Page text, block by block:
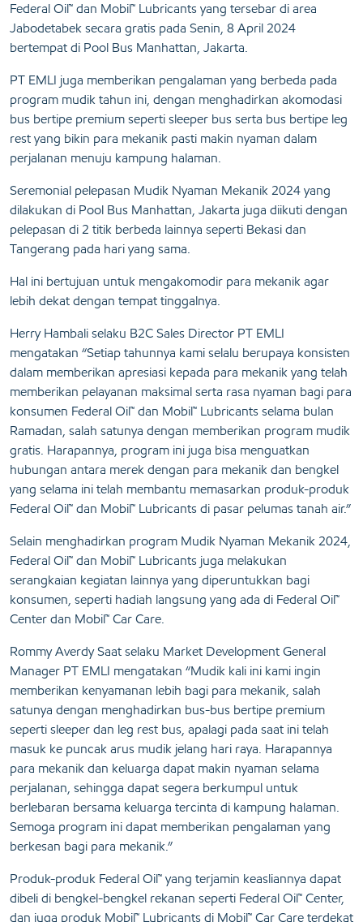
Federal Oil™ dan Mobil™ Lubricants yang tersebar di area
Jabodetabek secara gratis pada Senin, 8 April 2024
bertempat di Pool Bus Manhattan, Jakarta.
PT EMLI juga memberikan pengalaman yang berbeda pada
program mudik tahun ini, dengan menghadirkan akomodasi
bus bertipe premium seperti sleeper bus serta bus bertipe leg
rest yang bikin para mekanik pasti makin nyaman dalam
perjalanan menuju kampung halaman.
Seremonial pelepasan Mudik Nyaman Mekanik 2024 yang
dilakukan di Pool Bus Manhattan, Jakarta juga diikuti dengan
pelepasan di 2 titik berbeda lainnya seperti Bekasi dan
Tangerang pada hari yang sama.
Hal ini bertujuan untuk mengakomodir para mekanik agar
lebih dekat dengan tempat tinggalnya.
Herry Hambali selaku B2C Sales Director PT EMLI
mengatakan “Setiap tahunnya kami selalu berupaya konsisten
dalam memberikan apresiasi kepada para mekanik yang telah
memberikan pelayanan maksimal serta rasa nyaman bagi para
konsumen Federal Oil™ dan Mobil™ Lubricants selama bulan
Ramadan, salah satunya dengan memberikan program mudik
gratis. Harapannya, program ini juga bisa menguatkan
hubungan antara merek dengan para mekanik dan bengkel
yang selama ini telah membantu memasarkan produk-produk
Federal Oil™ dan Mobil™ Lubricants di pasar pelumas tanah air.”
Selain menghadirkan program Mudik Nyaman Mekanik 2024,
Federal Oil™ dan Mobil™ Lubricants juga melakukan
serangkaian kegiatan lainnya yang diperuntukkan bagi
konsumen, seperti hadiah langsung yang ada di Federal Oil™
Center dan Mobil™ Car Care.
Rommy Averdy Saat selaku Market Development General
Manager PT EMLI mengatakan “Mudik kali ini kami ingin
memberikan kenyamanan lebih bagi para mekanik, salah
satunya dengan menghadirkan bus-bus bertipe premium
seperti sleeper dan leg rest bus, apalagi pada saat ini telah
masuk ke puncak arus mudik jelang hari raya. Harapannya
para mekanik dan keluarga dapat makin nyaman selama
perjalanan, sehingga dapat segera berkumpul untuk
berlebaran bersama keluarga tercinta di kampung halaman.
Semoga program ini dapat memberikan pengalaman yang
berkesan bagi para mekanik.”
Produk-produk Federal Oil™ yang terjamin keasliannya dapat
dibeli di bengkel-bengkel rekanan seperti Federal Oil™ Center,
dan juga produk Mobil™ Lubricants di Mobil™ Car Care terdekat